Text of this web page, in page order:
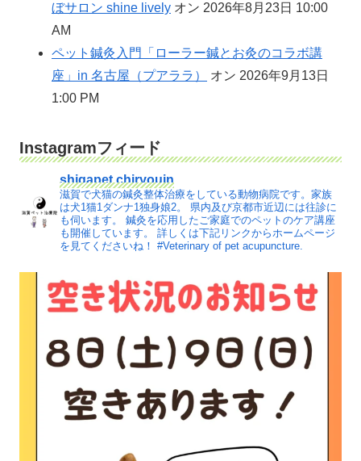
ぼサロン shine lively オン 2026年8月23日 10:00
AM
ペット鍼灸入門「ローラー鍼とお灸のコラボ講
座」in 名古屋（プアララ）
オン 2026年9月13日
1:00 PM
Instagramフィード
shigapet.chiryouin
滋賀で犬猫の鍼灸整体治療をしている動物病院です。家族
は犬1猫1ダンナ1独身娘2。
県内及び京都市近辺には往診に
も伺います。
鍼灸を応用したご家庭でのペットのケア講座
も開催しています。
詳しくは下記リンクからホームページ
を見てくださいね！ #Veterinary of pet acupuncture.